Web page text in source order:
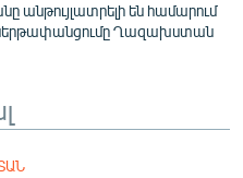
անթույլատրելի են համարում
Ղազախստան